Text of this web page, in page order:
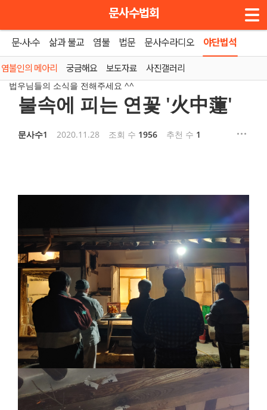
메뉴 건너뛰기
문사수법회
문·사·수 삶과 불교 염불 법문 문사수라디오 야단법석
염불인의 메아리 궁금해요 보도자료 사진갤러리
홈 »염불인의 메아리
법우님들의 소식을 전해주세요 ^^
불속에 피는 연꽃 '火中蓮'
문사수1 2020.11.28 조회 수 1956 추천 수 1